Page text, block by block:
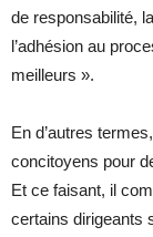
de responsabilité,
l’adhésion au
meilleurs ».
En d’autres
concitoyens pour
Et ce faisant, il
certains dirigeants